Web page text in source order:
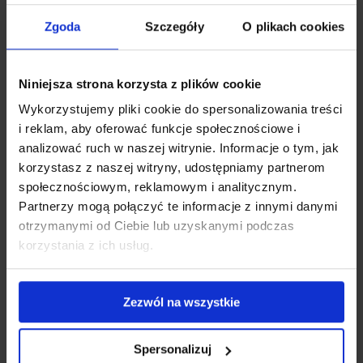
Zgoda Szczegóły O plikach cookies
Niniejsza strona korzysta z plików cookie
Wykorzystujemy pliki cookie do spersonalizowania treści
i reklam, aby oferować funkcje społecznościowe i
analizować ruch w naszej witrynie. Informacje o tym, jak
korzystasz z naszej witryny, udostępniamy partnerom
społecznościowym, reklamowym i analitycznym.
Partnerzy mogą połączyć te informacje z innymi danymi
otrzymanymi od Ciebie lub uzyskanymi podczas
korzystania z ich usług.
Zezwól na wszystkie
Spersonalizuj
do specjalnych wymagań dietetycznych gości – oferujemy
odpowiedniego menu, aby uczcić ważne wydarzenie w
najlepszym stylu. Zawsze staramy się dostarczyć nowe
smaki, które zachwycą zaproszonych gości.
Elegancka
przestrzeń i
staranne dekoracje
Nasza restauracja to wyjątkowe miejsce spotkań, które
idealnie pasuje do bankietu o dowolnym charakterze.